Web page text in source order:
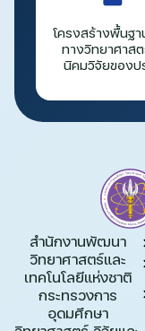
โครงสร้างพื้นฐ
ทางวิทยาศาส
นิคมวิจัยของป
สำนักงานพัฒนา
วิทยาศาสตร์และ
เทคโนโลยีแห่งชาติ​
กระทรวงการ
อุดมศึกษา